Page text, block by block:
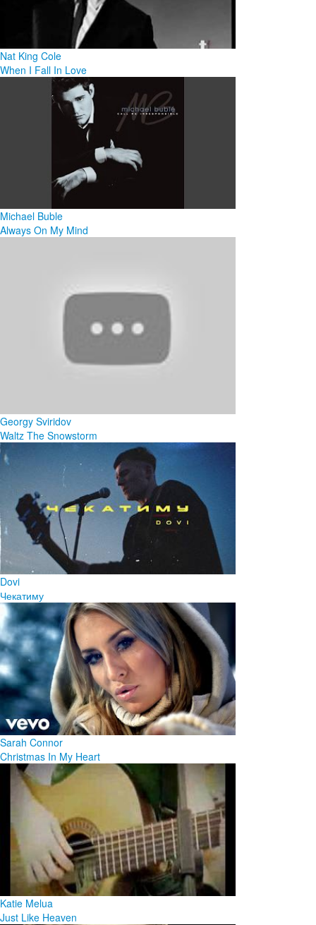
Nat King Cole
When I Fall In Love
Michael Buble
Always On My Mind
Georgy Sviridov
Waltz The Snowstorm
Dovi
Чекатиму
Sarah Connor
Christmas In My Heart
Katie Melua
Just Like Heaven